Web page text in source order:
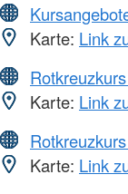
Karte: Link
Karte: Link
Karte: Link